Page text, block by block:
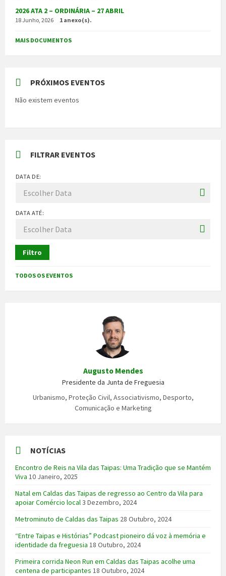
2026 ATA 2 – ORDINÁRIA – 27 ABRIL
18 Junho, 2026 1 anexo(s).
MAIS DOCUMENTOS
PRÓXIMOS EVENTOS
Não existem eventos
FILTRAR EVENTOS
DATA DE:
DATA ATÉ:
Filtro
TODOS OS EVENTOS
Augusto Mendes
Presidente da Junta de Freguesia
Urbanismo, Proteção Civil, Associativismo, Desporto,
Comunicação e Marketing
NOTÍCIAS
Encontro de Reis na Vila das Taipas: Uma Tradição que se Mantém
Viva 10 Janeiro, 2025
Natal em Caldas das Taipas de regresso ao Centro da Vila para
apoiar Comércio local3 Dezembro, 2024
Metrominuto de Caldas das Taipas 28 Outubro, 2024
“Entre Taipas e Histórias” Podcast pioneiro dá voz à memória e
identidade da freguesia 18 Outubro, 2024
Primeira corrida Neon Run em Caldas das Taipas acolhe uma
centena de participantes 18 Outubro, 2024